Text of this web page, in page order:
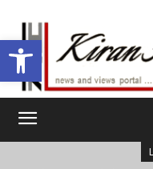
Open toolbar